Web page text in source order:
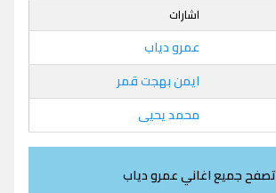
اشارات
عمرو دياب
ايمن بهجت قمر
محمد يحيى
تصفح جميع اغاني عمرو دياب